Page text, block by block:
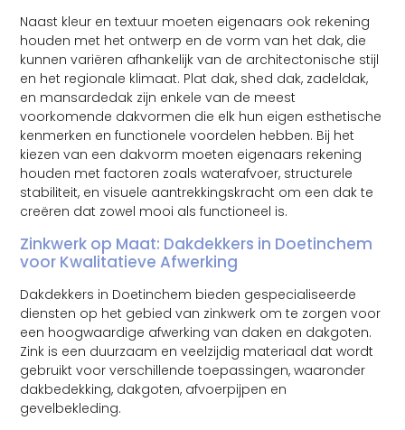
Naast kleur en textuur moeten eigenaars ook rekening
houden met het ontwerp en de vorm van het dak, die
kunnen variëren afhankelijk van de architectonische stijl
en het regionale klimaat. Plat dak, shed dak, zadeldak,
en mansardedak zijn enkele van de meest
voorkomende dakvormen die elk hun eigen esthetische
kenmerken en functionele voordelen hebben. Bij het
kiezen van een dakvorm moeten eigenaars rekening
houden met factoren zoals waterafvoer, structurele
stabiliteit, en visuele aantrekkingskracht om een dak te
creëren dat zowel mooi als functioneel is.
Zinkwerk op Maat: Dakdekkers in Doetinchem
voor Kwalitatieve Afwerking
Dakdekkers in Doetinchem bieden gespecialiseerde
diensten op het gebied van zinkwerk om te zorgen voor
een hoogwaardige afwerking van daken en dakgoten.
Zink is een duurzaam en veelzijdig materiaal dat wordt
gebruikt voor verschillende toepassingen, waaronder
dakbedekking, dakgoten, afvoerpijpen en
gevelbekleding.